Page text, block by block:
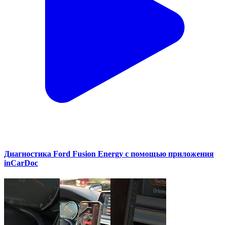
Диагностика Ford Fusion Energy с помощью приложения
inCarDoc